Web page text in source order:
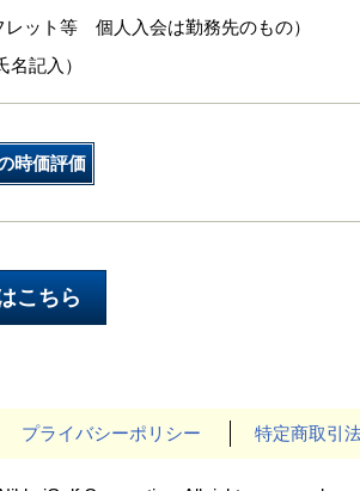
レット等 個人入会は勤務先のもの）
記入）
時価評価
プライバシーポリシー 特定商取引